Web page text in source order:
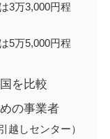
3万3,000円程
5万5,000円程
を比較
の事業者
越しセンター）